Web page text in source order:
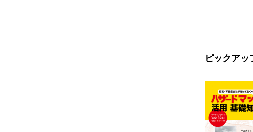
ピックアッ